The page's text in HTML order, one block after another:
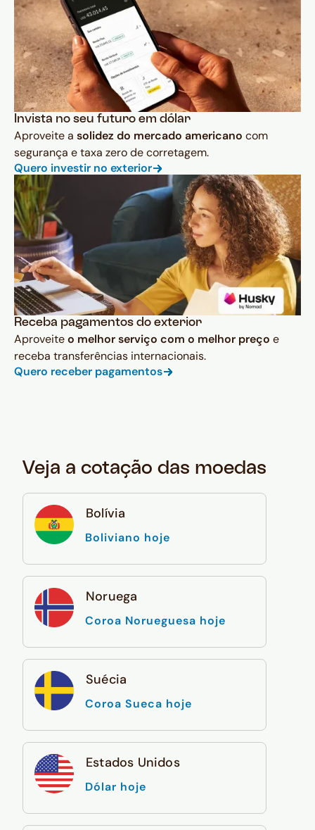
Invista no seu futuro em dólar
Aproveite a solidez do mercado americano com
segurança e taxa zero de corretagem.
Quero investir no exterior
Receba pagamentos do exterior
Aproveiteo melhor serviço com o melhor preço e
receba transferências internacionais.
Quero receber pagamentos
Veja a cotação das moedas
Bolívia
Boliviano hoje
Noruega
Coroa Norueguesa hoje
Suécia
Coroa Sueca hoje
Estados Unidos
Dólar hoje